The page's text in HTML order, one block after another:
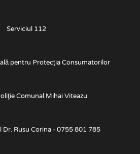
Serviciul 112
pentru Protecția Consumatorilor
Comunal Mihai Viteazu
Dr. Rusu Corina - 0755 801 785